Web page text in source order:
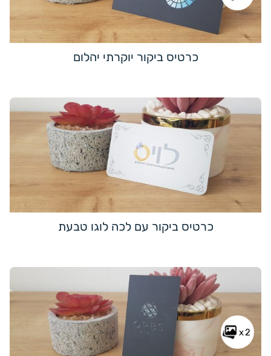
כרטיס ביקור יוקרתי יהלום
כרטיס ביקור עם לכה לוגו טבעת
x2